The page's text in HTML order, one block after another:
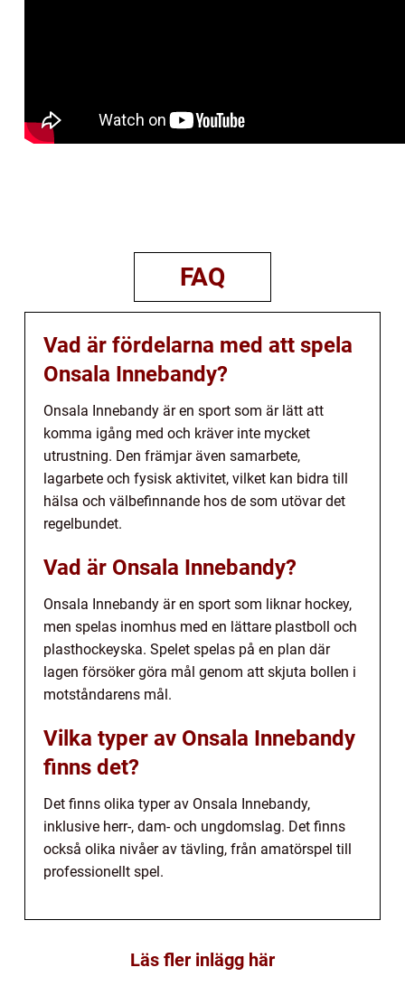
FAQ
Vad är fördelarna med att spela
Onsala Innebandy?
Onsala Innebandy är en sport som är lätt att
komma igång med och kräver inte mycket
utrustning. Den främjar även samarbete,
lagarbete och fysisk aktivitet, vilket kan bidra till
hälsa och välbefinnande hos de som utövar det
regelbundet.
Vad är Onsala Innebandy?
Onsala Innebandy är en sport som liknar hockey,
men spelas inomhus med en lättare plastboll och
plasthockeyska. Spelet spelas på en plan där
lagen försöker göra mål genom att skjuta bollen i
motståndarens mål.
Vilka typer av Onsala Innebandy
finns det?
Det finns olika typer av Onsala Innebandy,
inklusive herr-, dam- och ungdomslag. Det finns
också olika nivåer av tävling, från amatörspel till
professionellt spel.
Läs fler inlägg här